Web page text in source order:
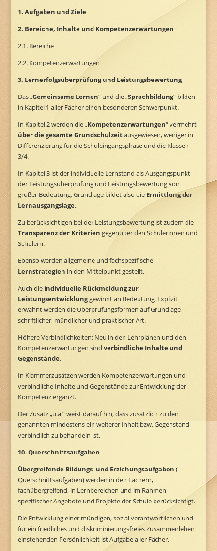
1. Aufgaben und Ziele
2. Bereiche, Inhalte und Kompetenzerwartungen
2.1. Bereiche
2.2. Kompetenzerwartungen
3. Lernerfolgsüberprüfung und Leistungsbewertung
Das „Gemeinsame Lernen“ und die „Sprachbildung“ bilden
in Kapitel 1 aller Fächer einen besonderen Schwerpunkt.
In Kapitel 2 werden die „Kompetenzerwartungen“ vermehrt
über die gesamte Grundschulzeitausgewiesen, weniger in
Differenzierung für die Schuleingangsphase und die Klassen
3/4.
In Kapitel 3 ist der individuelle Lernstand als Ausgangspunkt
der Leistungsüberprüfung und Leistungsbewertung von
großer Bedeutung. Grundlage bildet also die Ermittlung der
Lernausgangslage.
Zu berücksichtigen bei der Leistungsbewertung ist zudem die
Transparenz der Kriterien gegenüber den Schülerinnen und
Schülern.
Ebenso werden allgemeine und fachspezifische
Lernstrategien in den Mittelpunkt gestellt.
Auch die individuelle Rückmeldung zur
Leistungsentwicklunggewinnt an Bedeutung. Explizit
erwähnt werden die Überprüfungsformen auf Grundlage
schriftlicher, mündlicher und praktischer Art.
Höhere Verbindlichkeiten: Neu in den Lehrplänen und den
Kompetenzerwartungen sindverbindliche Inhalte und
Gegenstände.
In Klammerzusätzen werden Kompetenzerwartungen und
verbindliche Inhalte und Gegenstände zur Entwicklung der
Kompetenz ergänzt.
Der Zusatz „u.a.“ weist darauf hin, dass zusätzlich zu den
genannten mindestens ein weiterer Inhalt bzw. Gegenstand
verbindlich zu behandeln ist.
10. Querschnittsaufgaben
Übergreifende Bildungs- und Erziehungsaufgaben (=
Querschnittsaufgaben) werden in den Fächern,
fachübergreifend, in Lernbereichen und im Rahmen
spezifischer Angebote und Projekte der Schule berücksichtigt.
Die Entwicklung einer mündigen, sozial verantwortlichen und
für ein friedliches und diskriminierungsfreies Zusammenleben
einstehenden Persönlichkeit ist Aufgabe aller Fächer.